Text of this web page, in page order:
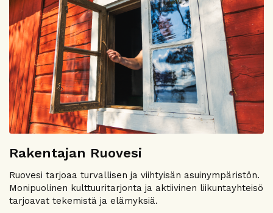
Rakentajan Ruovesi
Ruovesi tarjoaa turvallisen ja viihtyisän asuinympäristön.
Monipuolinen kulttuuritarjonta ja aktiivinen liikuntayhteisö
tarjoavat tekemistä ja elämyksiä.